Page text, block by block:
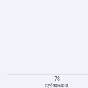
78
публикации